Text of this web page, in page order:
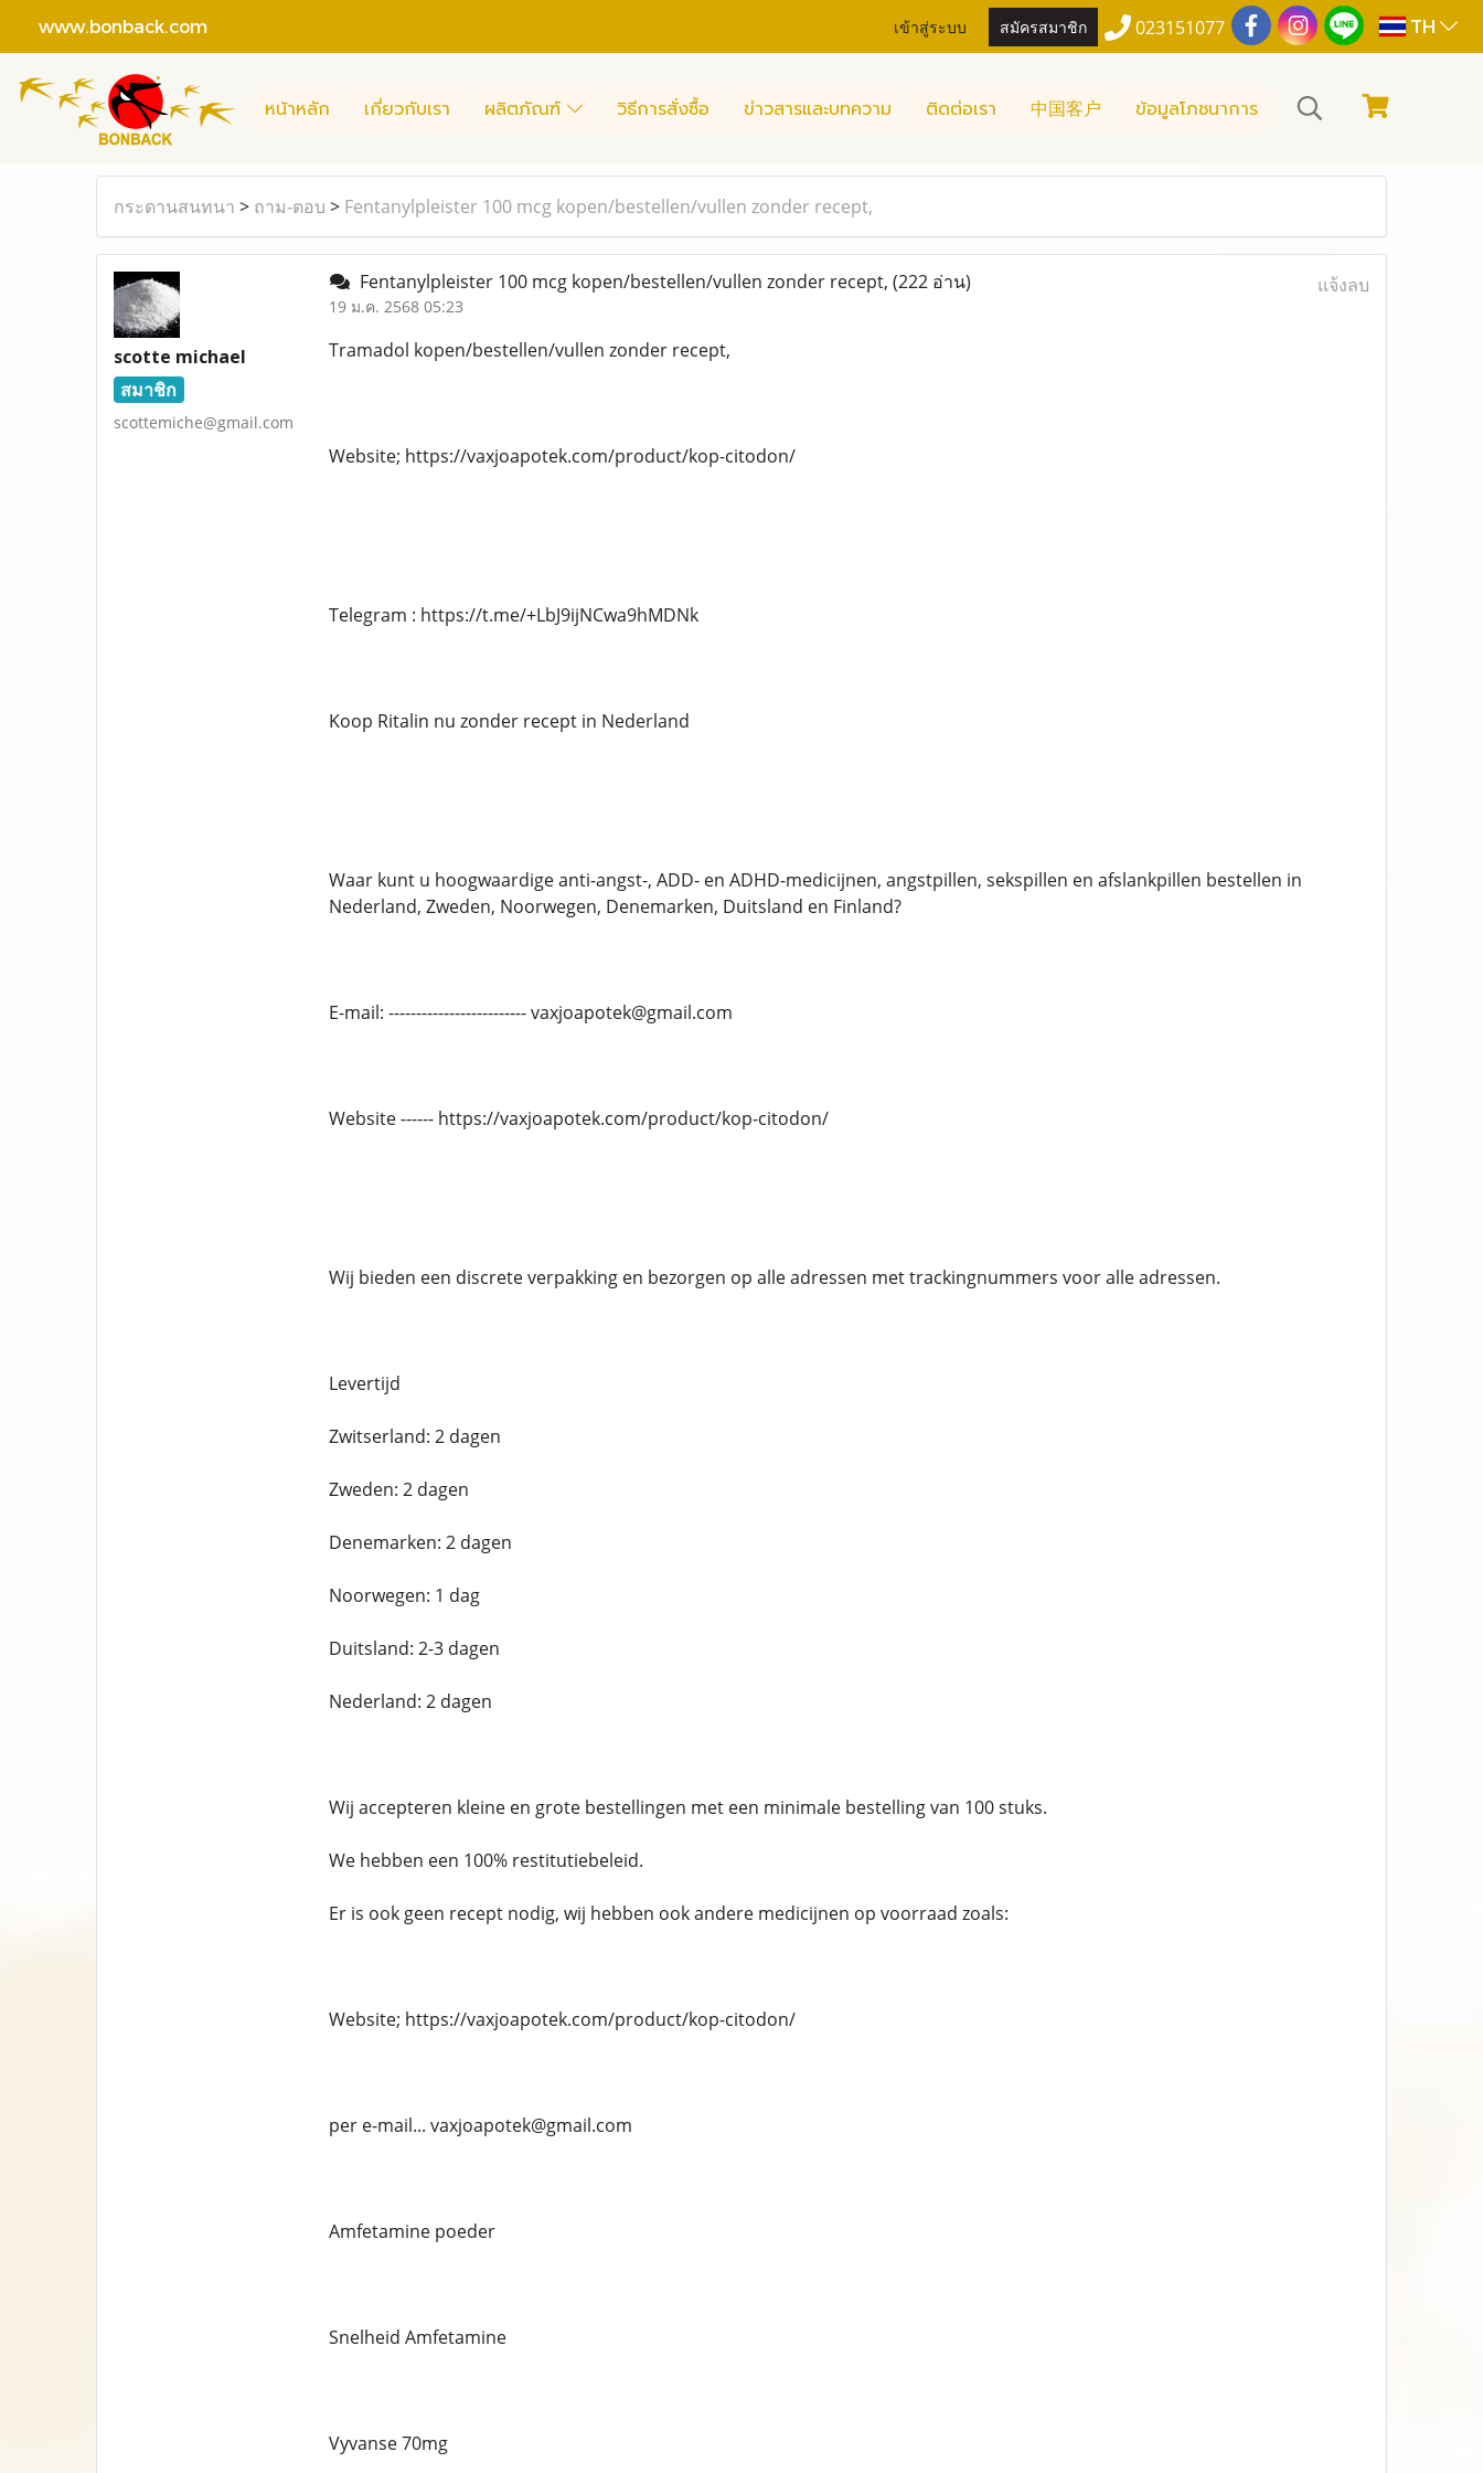
www.bonback.com เข้าสู่ระบบ สมัครสมาชิก 023151077 TH
หน้าหลัก เกี่ยวกับเรา ผลิตภัณฑ์ วิธีการสั่งซื้อ ข่าวสารและบทความ ติดต่อเรา 中国客户 ข้อมูลโภชนาการ
กระดานสนทนา > ถาม-ตอบ > Fentanylpleister 100 mcg kopen/bestellen/vullen zonder recept,
scotte michael
สมาชิก
scottemiche@gmail.com
Fentanylpleister 100 mcg kopen/bestellen/vullen zonder recept, (222 อ่าน)
19 ม.ค. 2568 05:23
แจ้งลบ
Tramadol kopen/bestellen/vullen zonder recept,
Website; https://vaxjoapotek.com/product/kop-citodon/
Telegram : https://t.me/+LbJ9ijNCwa9hMDNk
Koop Ritalin nu zonder recept in Nederland
Waar kunt u hoogwaardige anti-angst-, ADD- en ADHD-medicijnen, angstpillen, sekspillen en afslankpillen bestellen in
Nederland, Zweden, Noorwegen, Denemarken, Duitsland en Finland?
E-mail: ------------------------- vaxjoapotek@gmail.com
Website ------ https://vaxjoapotek.com/product/kop-citodon/
Wij bieden een discrete verpakking en bezorgen op alle adressen met trackingnummers voor alle adressen.
Levertijd
Zwitserland: 2 dagen
Zweden: 2 dagen
Denemarken: 2 dagen
Noorwegen: 1 dag
Duitsland: 2-3 dagen
Nederland: 2 dagen
Wij accepteren kleine en grote bestellingen met een minimale bestelling van 100 stuks.
We hebben een 100% restitutiebeleid.
Er is ook geen recept nodig, wij hebben ook andere medicijnen op voorraad zoals:
Website; https://vaxjoapotek.com/product/kop-citodon/
per e-mail... vaxjoapotek@gmail.com
Amfetamine poeder
Snelheid Amfetamine
Vyvanse 70mg